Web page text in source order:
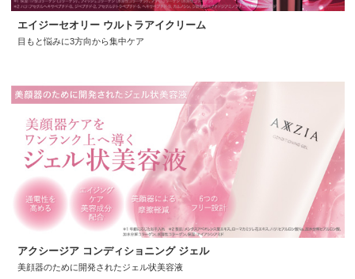
エイジーセオリー ウルトラアイクリーム
目もと悩みに3方向から集中ケア
アクシージア コンディショニング ジェル
美顔器のために開発されたジェル状美容液